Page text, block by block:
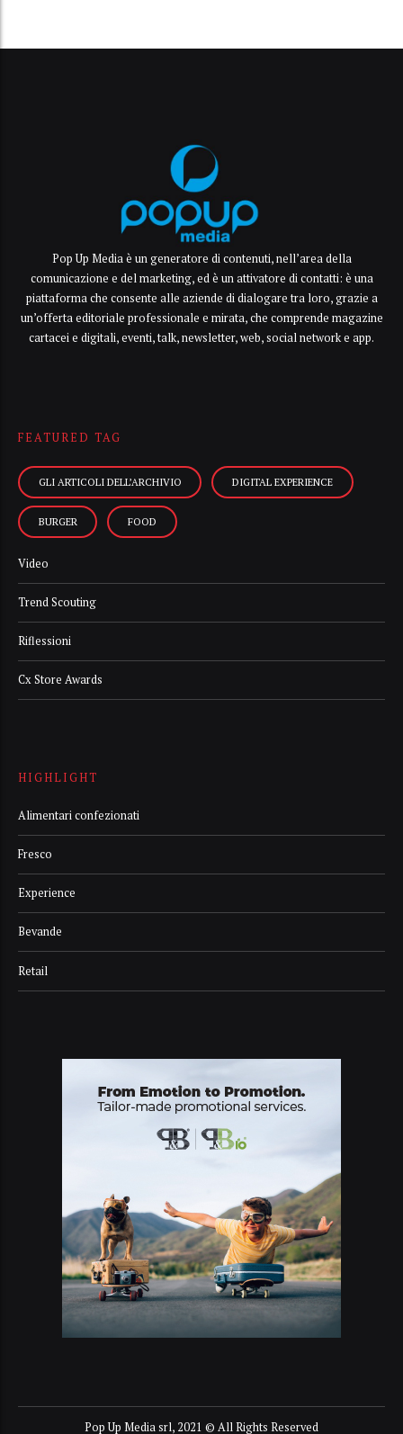
Pop Up Media è un generatore di contenuti, nell’area della
comunicazione e del marketing, ed è un attivatore di contatti: è una
piattaforma che consente alle aziende di dialogare tra loro, grazie a
un’offerta editoriale professionale e mirata, che comprende magazine
cartacei e digitali, eventi, talk, newsletter, web, social network e app.
FEATURED TAG
GLI ARTICOLI DELL’ARCHIVIO DIGITAL EXPERIENCE
BURGER FOOD
Video
Trend Scouting
Riflessioni
Cx Store Awards
HIGHLIGHT
Alimentari confezionati
Fresco
Experience
Bevande
Retail
Pop Up Media srl, 2021 © All Rights Reserved